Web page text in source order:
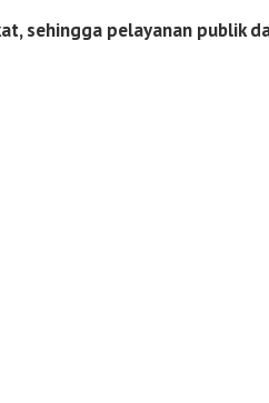
sehingga pelayanan publik